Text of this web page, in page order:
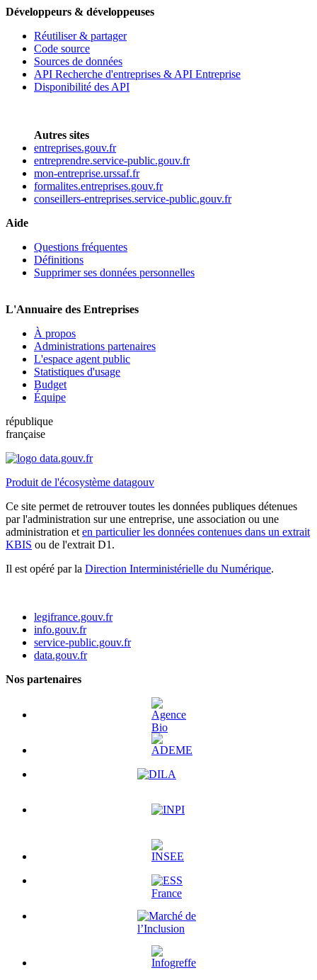
Développeurs & développeuses
Réutiliser & partager
Code source
Sources de données
API Recherche d'entreprises & API Entreprise
Disponibilité des API
Autres sites
entreprises.gouv.fr
entreprendre.service-public.gouv.fr
mon-entreprise.urssaf.fr
formalites.entreprises.gouv.fr
conseillers-entreprises.service-public.gouv.fr
Aide
Questions fréquentes
Définitions
Supprimer ses données personnelles
L'Annuaire des Entreprises
À propos
Administrations partenaires
L'espace agent public
Statistiques d'usage
Budget
Équipe
république
française
Produit de l'écosystème datagouv
Ce site permet de retrouver toutes les données publiques détenues
par l'administration sur une entreprise, une association ou une
administration et en particulier les données contenues dans un extrait
KBIS ou de l'extrait D1.
Il est opéré par la Direction Interministérielle du Numérique.
legifrance.gouv.fr
info.gouv.fr
service-public.gouv.fr
data.gouv.fr
Nos partenaires